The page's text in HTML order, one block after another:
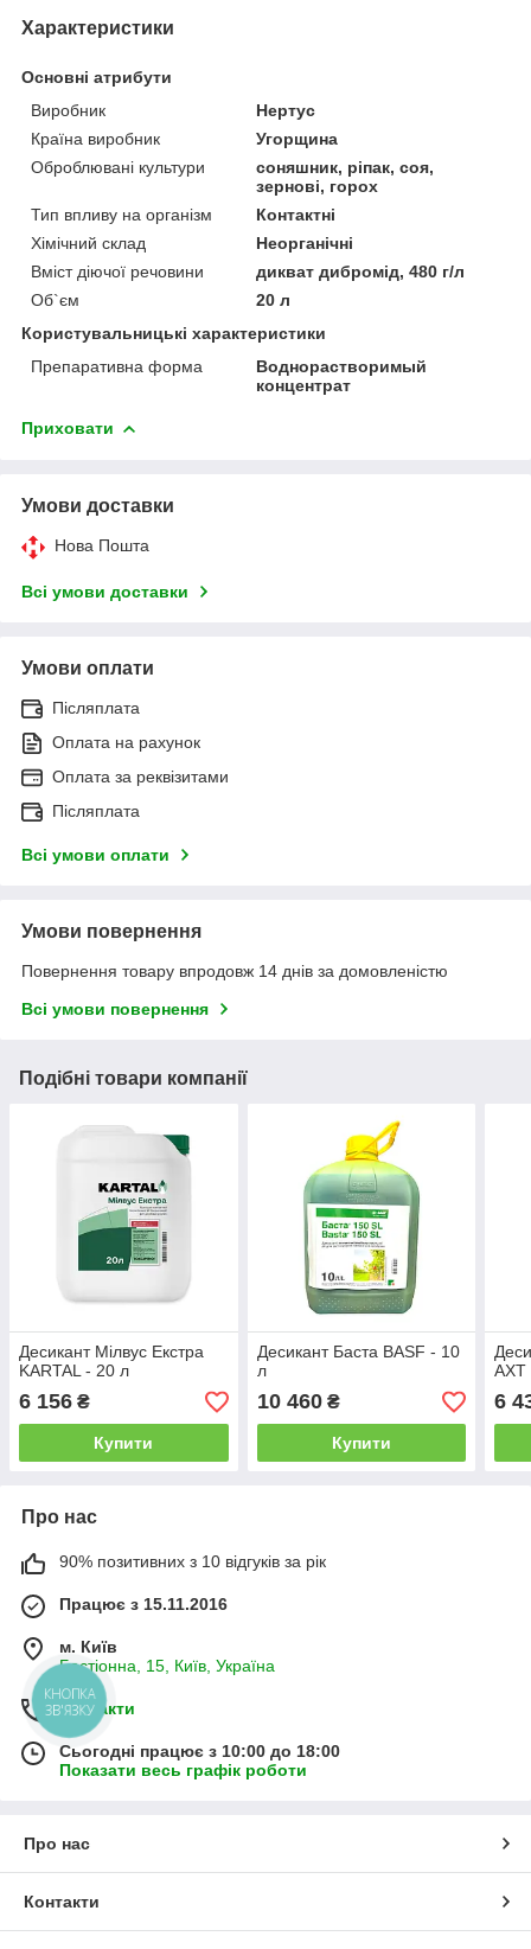
Характеристики
Основні атрибути
Виробник
Нертус
Країна виробник
Угорщина
Оброблювані культури
соняшник, ріпак, соя,
зернові, горох
Тип впливу на організм
Контактні
Хімічний склад
Неорганічні
Вміст діючої речовини
дикват дибромід, 480 г/л
Об`єм
20 л
Користувальницькі характеристики
Препаративна форма
Воднорастворимый
концентрат
Приховати
Умови доставки
Нова Пошта
Всі умови доставки
Умови оплати
Післяплата
Оплата на рахунок
Оплата за реквізитами
Післяплата
Всі умови оплати
Умови повернення
Повернення товару впродовж 14 днів за домовленістю
Всі умови повернення
Подібні товари компанії
Десикант Мілвус Екстра
KARTAL - 20 л
6 156 ₴
Купити
Десикант Баста BASF - 10
л
10 460₴
Купити
АХТ
6
Про нас
90% позитивних з 10 відгуків за рік
Працює з 15.11.2016
м. Київ
Бастіонна, 15, Київ, Україна
Контакти
Сьогодні працює з 10:00 до 18:00
Показати весь графік роботи
Про нас
Контакти
КНОПКА
ЗВ'ЯЗКУ